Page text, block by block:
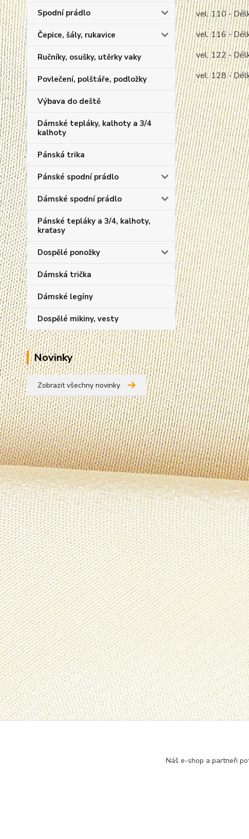
Spodní prádlo
Čepice, šály, rukavice
Ručníky, osušky, utěrky vaky
Povlečení, polštáře, podložky
Výbava do deště
Dámské tepláky, kalhoty a 3/4
kalhoty
Pánská trika
Pánské spodní prádlo
Dámské spodní prádlo
Pánské tepláky a 3/4, kalhoty,
kraťasy
Dospělé ponožky
Dámská trička
Dámské legíny
Dospělé mikiny, vesty
Novinky
Zobrazit všechny novinky
vel. 110 -
vel. 116 -
vel. 122 -
vel. 128 -
Zboží
Náš e-shop a partneři